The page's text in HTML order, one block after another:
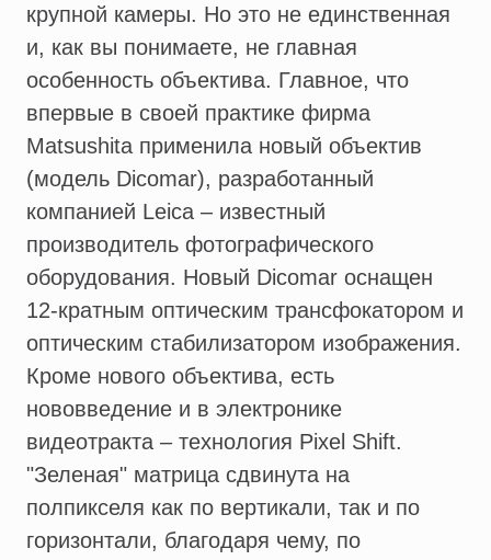
крупной камеры. Но это не единственная
и, как вы понимаете, не главная
особенность объектива. Главное, что
впервые в своей практике фирма
Matsushita применила новый объектив
(модель Dicomar), разработанный
компанией Leica – известный
производитель фотографического
оборудования. Новый Dicomar оснащен
12-кратным оптическим трансфокатором и
оптическим стабилизатором изображения.
Кроме нового объектива, есть
нововведение и в электронике
видеотракта – технология Pixel Shift.
"Зеленая" матрица сдвинута на
полпикселя как по вертикали, так и по
горизонтали, благодаря чему, по